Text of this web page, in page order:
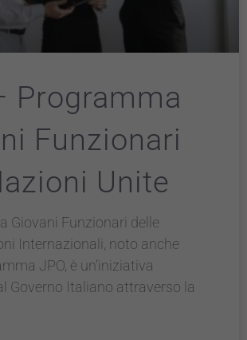
Programma
Funzionari
Unite
Giovani Funzionari delle
Internazionali, noto anche
JPO, è un’iniziativa
Governo Italiano attraverso la